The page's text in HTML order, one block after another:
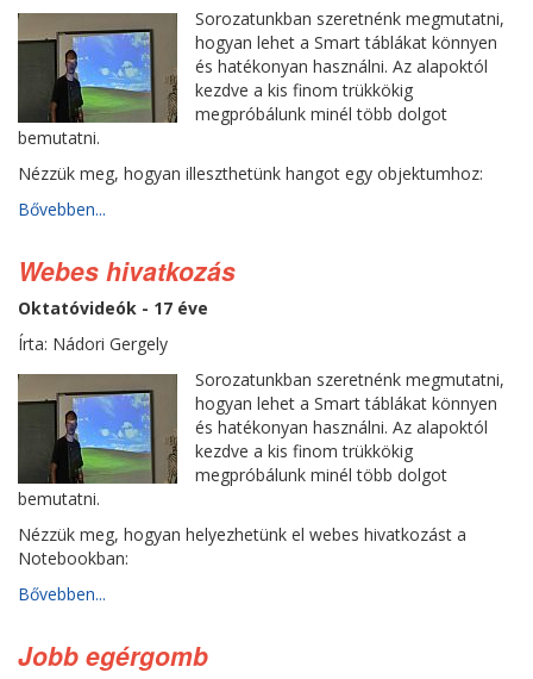
Sorozatunkban szeretnénk megmutatni,
hogyan lehet a Smart táblákat könnyen
és hatékonyan használni. Az alapoktól
kezdve a kis finom trükkökig
megpróbálunk minél több dolgot
bemutatni.
Nézzük meg, hogyan illeszthetünk hangot egy objektumhoz:
Bővebben...
Webes hivatkozás
Oktatóvideók - 17 éve
Írta: Nádori Gergely
Sorozatunkban szeretnénk megmutatni,
hogyan lehet a Smart táblákat könnyen
és hatékonyan használni. Az alapoktól
kezdve a kis finom trükkökig
megpróbálunk minél több dolgot
bemutatni.
Nézzük meg, hogyan helyezhetünk el webes hivatkozást a
Notebookban:
Bővebben...
Jobb egérgomb